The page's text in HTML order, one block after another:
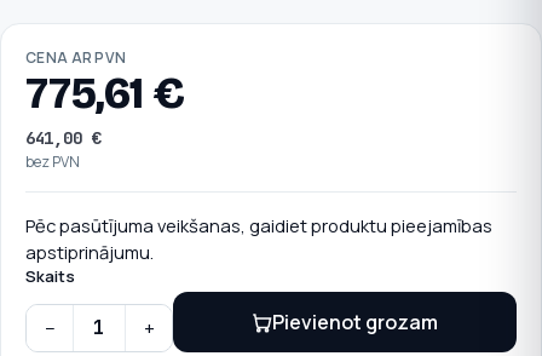
CENA AR PVN
775,61 €
641,00 €
bez PVN
Pēc pasūtījuma veikšanas, gaidiet produktu pieejamības
apstiprinājumu.
Skaits
Teltonika uzlādes stacija bez priekšējā paneļa 22 kW,
− + Pievienot grozam